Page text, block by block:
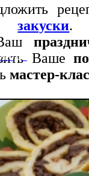
закуски
Ваше
мастер-